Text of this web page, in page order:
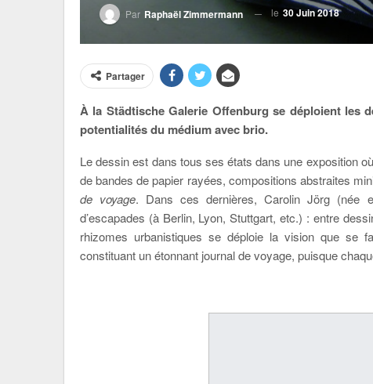
Par Raphaël Zimmermann le 30 Juin 2018
Partager
À la Städtische Galerie Offenburg se déploient les
potentialités du médium avec brio.
Le dessin est dans tous ses états dans une exposition
de bandes de papier rayées, compositions abstraites
de voyage. Dans ces dernières, Carolin Jörg (née
d’escapades (à Berlin, Lyon, Stuttgart, etc.) : entre
rhizomes urbanistiques se déploie la vision que se
constituant un étonnant journal de voyage, puisque